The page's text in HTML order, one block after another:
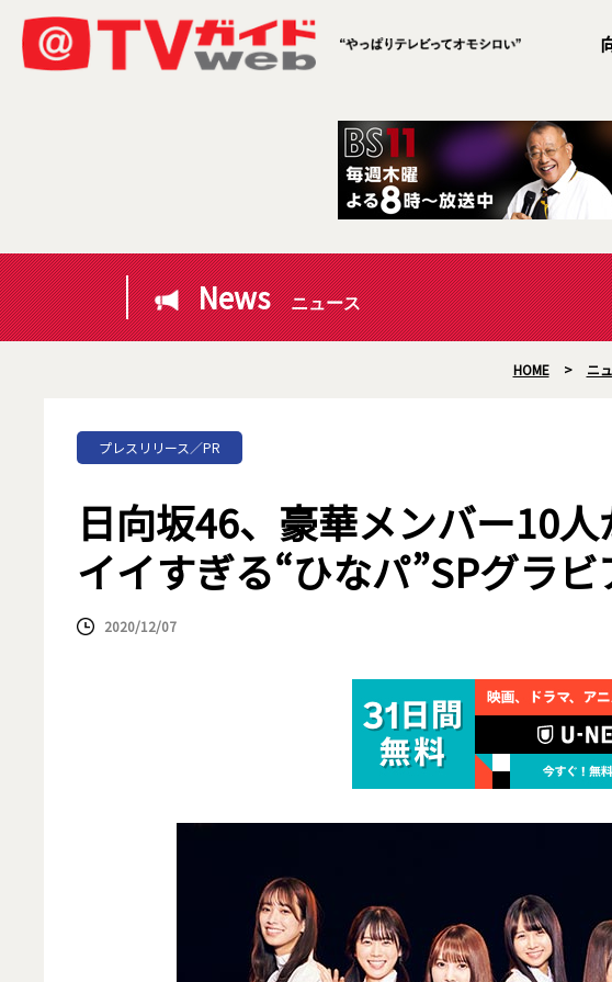
News ニュース
HOME > ニ
プレスリリース／PR
日向坂46、豪華メンバー10
イイすぎる“ひなパ”SPグラ
2020/12/07